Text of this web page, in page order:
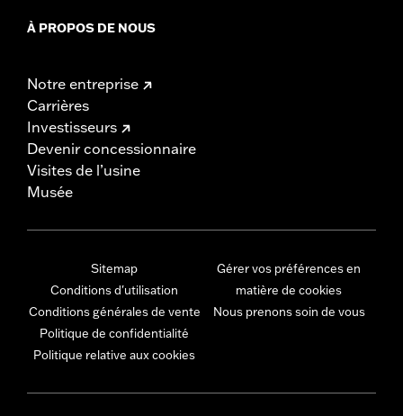
À PROPOS DE NOUS
Notre entreprise
Carrières
Investisseurs
Devenir concessionnaire
Visites de l’usine
Musée
Sitemap
Conditions d'utilisation
Conditions générales de vente
Politique de confidentialité
Politique relative aux cookies
Gérer vos préférences en
matière de cookies
Nous prenons soin de vous